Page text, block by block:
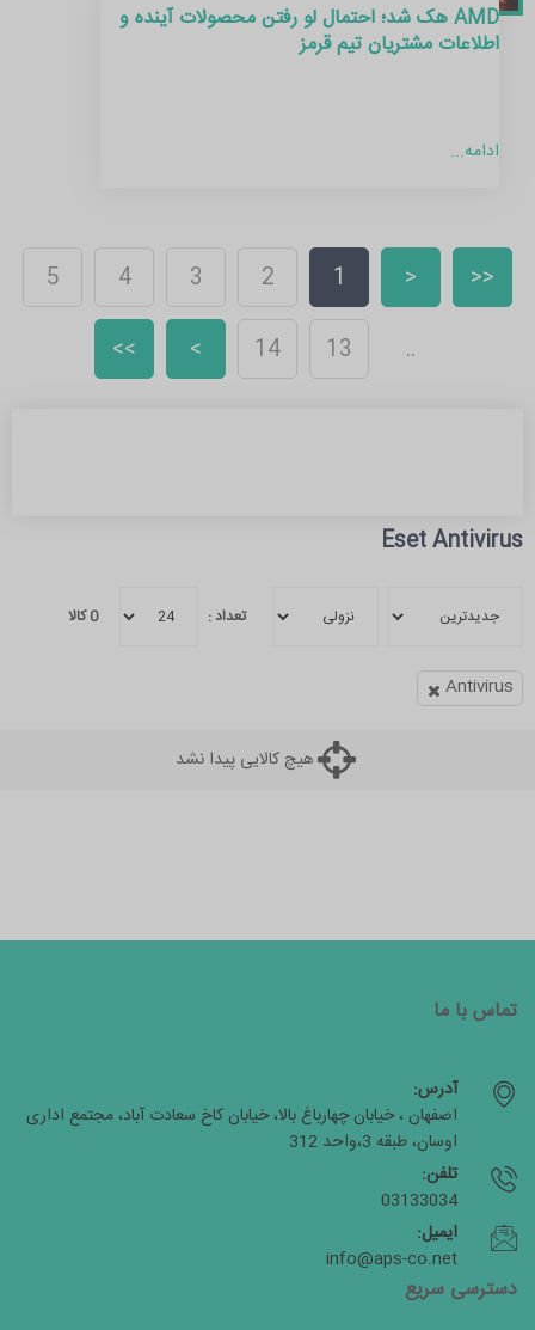
AMD هک شد؛ احتمال لو رفتن محصولات آینده و
اطلاعات مشتریان تیم قرمز
ادامه...
<<
<
1
2
3
4
5
..
13
14
>
>>
Eset Antivirus
تعداد : 0کالا
Antivirus
هیچ کالایی پیدا نشد
تماس با ما
آدرس:
اصفهان ، خیابان چهارباغ بالا، خیابان کاخ سعادت آباد، مجتمع اداری
اوسان، طبقه 3،واحد 312
تلفن:
03133034
ایمیل:
info@aps-co.net
دسترسی سریع